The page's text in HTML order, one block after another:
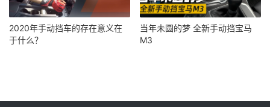
2020年手动挡车的存在意义在
于什么？
当年未圆的梦 全新手动挡宝马
M3